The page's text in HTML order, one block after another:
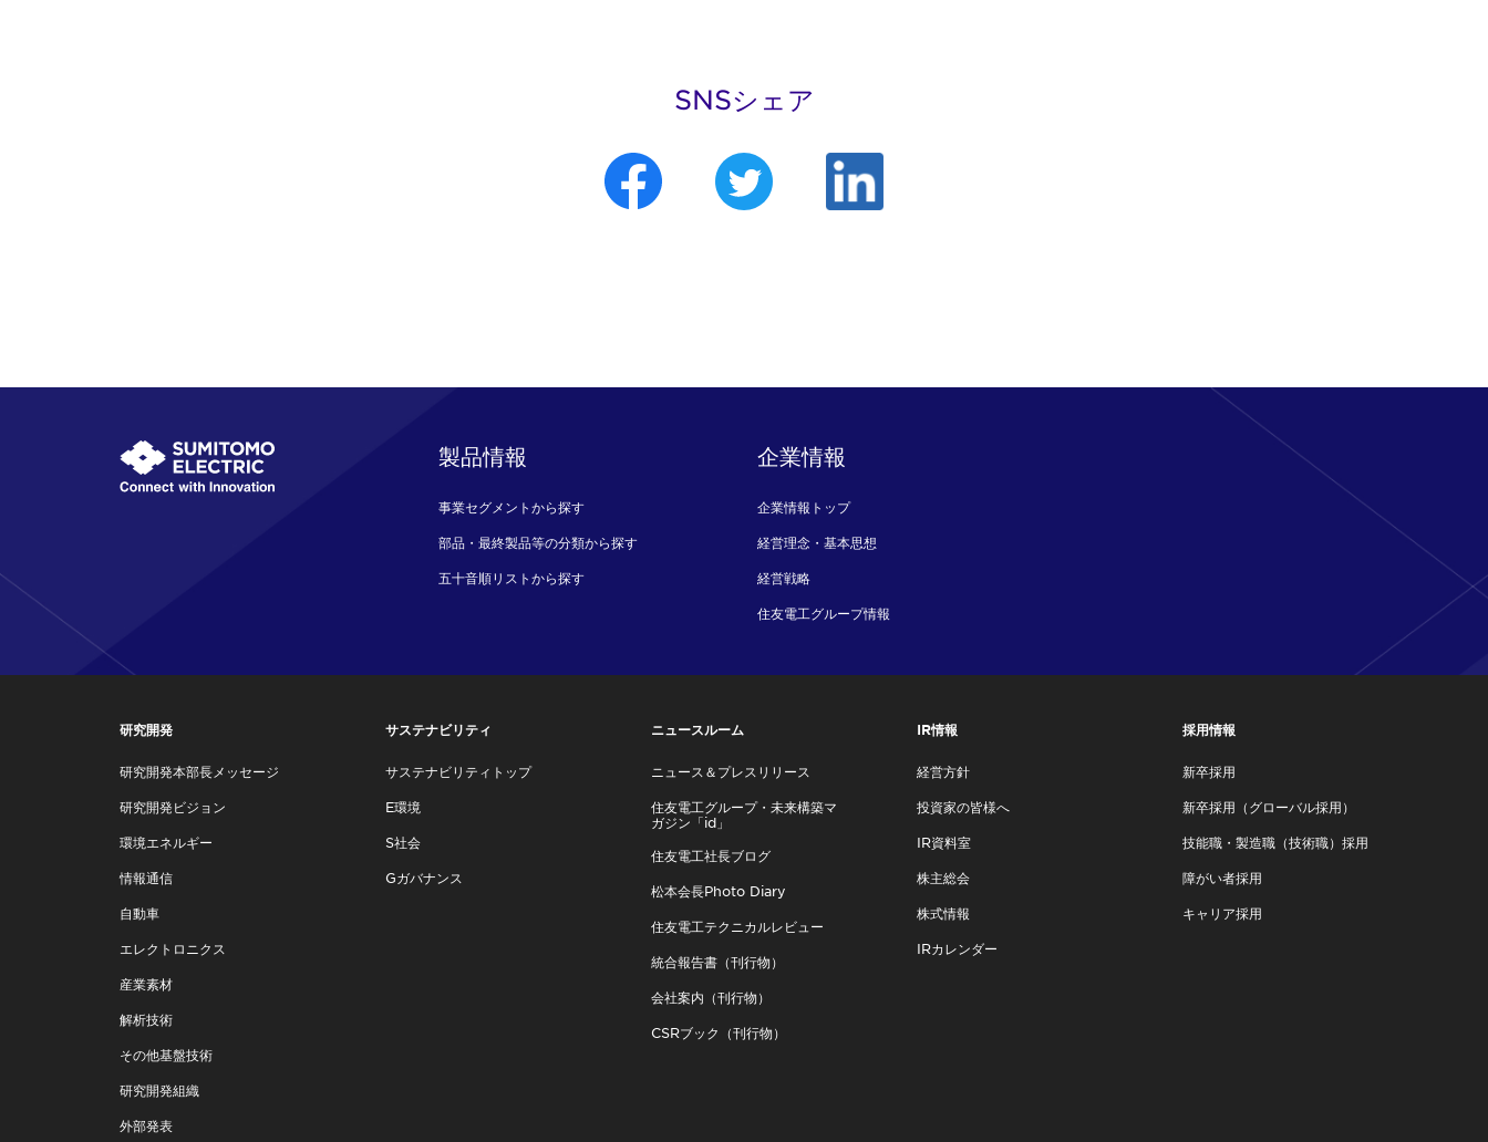
SNSシェア
製品情報
事業セグメントから探す
部品・最終製品等の分類から探す
五十音順リストから探す
企業情報
企業情報トップ
経営理念・基本思想
経営戦略
住友電工グループ情報
研究開発
研究開発本部長メッセージ
研究開発ビジョン
環境エネルギー
情報通信
自動車
エレクトロニクス
産業素材
解析技術
その他基盤技術
研究開発組織
外部発表
サステナビリティ
サステナビリティトップ
E環境
S社会
Gガバナンス
ニュースルーム
ニュース＆プレスリリース
住友電工グループ・未来構築マ
ガジン「id」
住友電工社長ブログ
松本会長Photo Diary
住友電工テクニカルレビュー
統合報告書（刊行物）
会社案内（刊行物）
CSRブック（刊行物）
IR情報
経営方針
投資家の皆様へ
IR資料室
株主総会
株式情報
IRカレンダー
採用情報
新卒採用
新卒採用（グローバル採用）
技能職・製造職（技術職）採用
障がい者採用
キャリア採用